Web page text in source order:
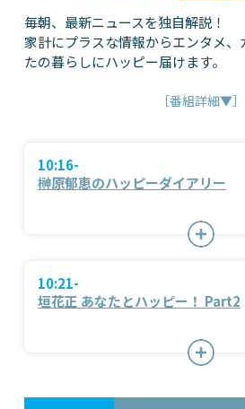
毎朝、最新ニュースを独自解説！
家計にプラスな情報からエンタメ
たの暮らしにハッピー届けます。
［番組詳細▼］
10:16-
榊原郁恵のハッピーダイアリー
10:21-
垣花正 あなたとハッピー！ Part2